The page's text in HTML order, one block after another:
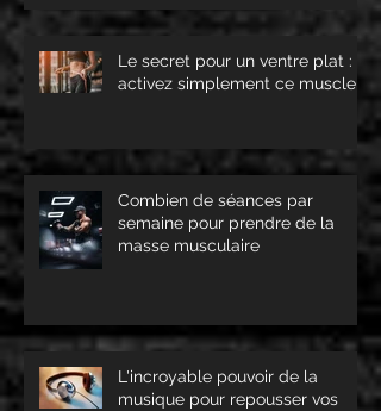
Le secret pour un ventre plat :
activez simplement ce muscle !
Combien de séances par
semaine pour prendre de la
masse musculaire
L'incroyable pouvoir de la
musique pour repousser vos